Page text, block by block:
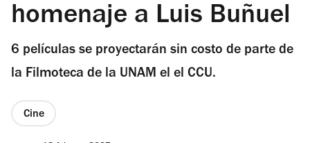
homenaje a Luis Buñuel
6 películas se proyectarán sin costo de parte de
la Filmoteca de la UNAM el el CCU.
Cine